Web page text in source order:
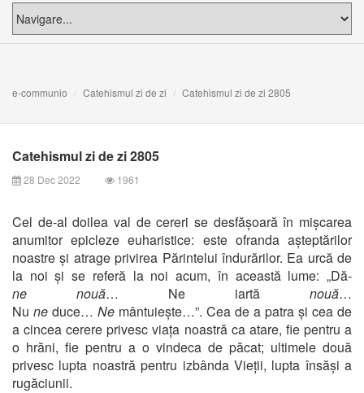
e-communio Catehismul zi de zi Catehismul zi de zi 2805
Catehismul zi de zi 2805
28 Dec 2022 1961
Cel de-al doilea val de cereri se desfășoară în mișcarea
anumitor epicleze euharistice: este ofranda așteptărilor
noastre și atrage privirea Părintelui îndurărilor. Ea urcă de
la noi și se referă la noi acum, în această lume: „Dă-
ne
nouă… Ne iartă nouă…
Nu ne duce… Ne mântuiește…”. Cea de a patra și cea de
a cincea cerere privesc viața noastră ca atare, fie pentru a
o hrăni, fie pentru a o vindeca de păcat; ultimele două
privesc lupta noastră pentru izbânda Vieții, lupta însăși a
rugăciunii.